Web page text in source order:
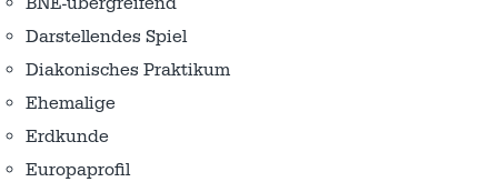
Darstellendes Spiel
Diakonisches Praktikum
Ehemalige
Erdkunde
Europaprofil